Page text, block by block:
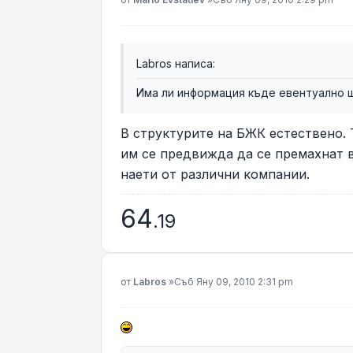
Labros написа:
Има ли информация къде
В структурите на БЖК
им се предвижда да се премахнат
наети от различни компании.
64.19
Мнение
от Labros »Съб Яну 09, 2010 2:31 pm